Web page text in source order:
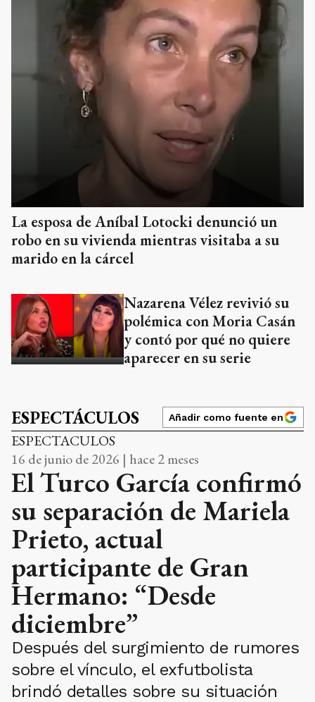
La esposa de Aníbal Lotocki denunció un
robo en su vivienda mientras visitaba a su
marido en la cárcel
Nazarena Vélez revivió su
polémica con Moria Casán
y contó por qué no quiere
aparecer en su serie
ESPECTÁCULOS Añadir como fuente en
ESPECTACULOS
16 de junio de 2026 | hace 2 meses
El Turco García confirmó
su separación de Mariela
Prieto, actual
participante de Gran
Hermano: “Desde
diciembre”
Después del surgimiento de rumores
sobre el vínculo, el exfutbolista
brindó detalles sobre su situación